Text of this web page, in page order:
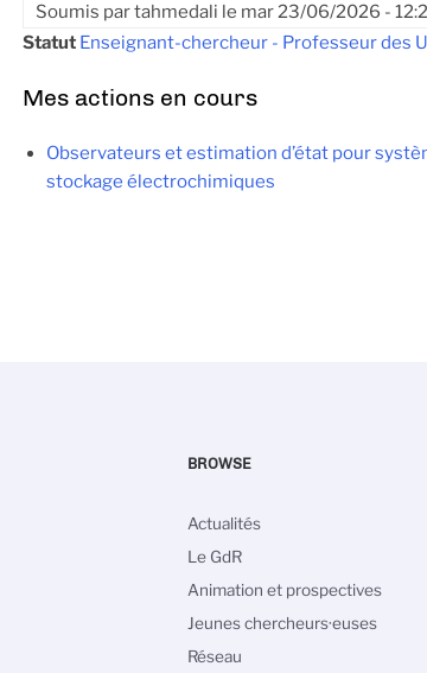
Soumis partahmedali le mar 23/06/2026 -
Statut Enseignant-chercheur - Professeur des
Mes actions en cours
Observateurs et estimation d’état pour
stockage électrochimiques
BROWSE
Navigation
principale
Actualités
Le GdR
Animation et prospectives
Jeunes chercheurs·euses
Réseau